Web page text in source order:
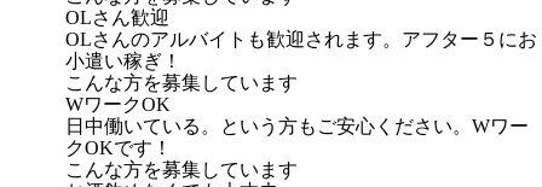
OLさん歓迎
OLさんのアルバイトも歓迎されます。アフター５にお
小遣い稼ぎ！
こんな方を募集しています
WワークOK
日中働いている。という方もご安心ください。Wワー
クOKです！
こんな方を募集しています